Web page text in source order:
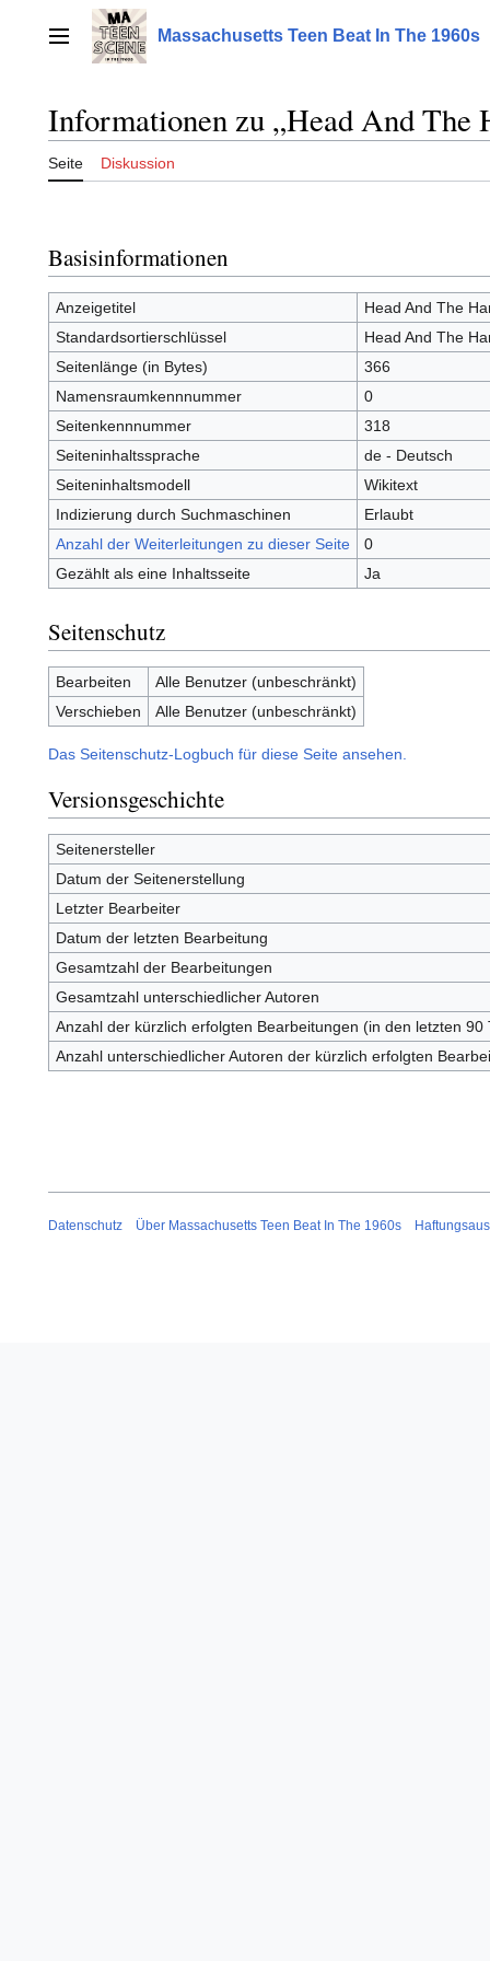
springenHauptmenü Massachusetts Teen Beat In The 1960s
Informationen zu „Head And The
Seite Diskussion
Basisinformationen
Anzeigetitel
Head And The
Standardsortierschlüssel
Head And The
Seitenlänge (in Bytes)
366
Namensraumkennnummer
0
Seitenkennnummer
318
Seiteninhaltssprache
de - Deutsch
Seiteninhaltsmodell
Wikitext
Indizierung durch Suchmaschinen
Erlaubt
Anzahl der Weiterleitungen zu dieser Seite
0
Gezählt als eine Inhaltsseite
Ja
Seitenschutz
Bearbeiten
Alle Benutzer (unbeschränkt)
Verschieben
Alle Benutzer (unbeschränkt)
Das Seitenschutz-Logbuch für diese Seite ansehen.
Versionsgeschichte
Seitenersteller
Datum der Seitenerstellung
Letzter Bearbeiter
Datum der letzten Bearbeitung
Gesamtzahl der Bearbeitungen
Gesamtzahl unterschiedlicher Autoren
Anzahl der kürzlich erfolgten Bearbeitungen (in den letzten 90
Anzahl unterschiedlicher Autoren der kürzlich erfolgten
Datenschutz Über Massachusetts Teen Beat In The 1960s